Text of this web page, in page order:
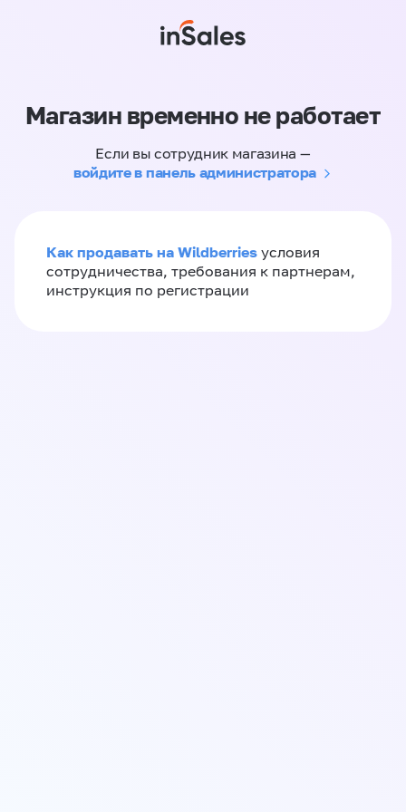
Магазин временно не работает
Если вы сотрудник магазина —
войдите в панель администратора
Как продавать на Wildberries условия
сотрудничества, требования к партнерам,
инструкция по регистрации